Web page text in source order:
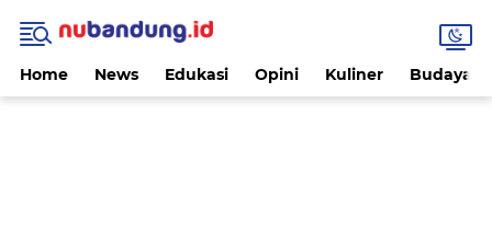
Home News Edukasi Opini Kuliner Budaya